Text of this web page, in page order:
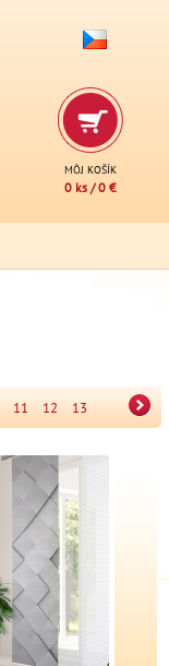
MÔJ KOŠÍK
0 ks /0 €
11 12 13